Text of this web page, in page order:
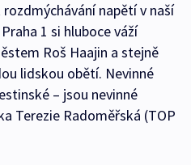
napětí v naší
1 si hluboce váží
Roš Haajin a stejně
lidskou obětí. Nevinné
– jsou nevinné
Terezie Radoměřská (TOP